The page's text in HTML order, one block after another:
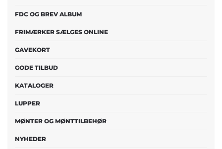
FDC OG BREV ALBUM
FRIMÆRKER SÆLGES ONLINE
GAVEKORT
GODE TILBUD
KATALOGER
LUPPER
MØNTER OG MØNTTILBEHØR
NYHEDER